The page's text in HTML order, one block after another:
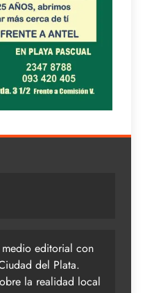
medio editorial con
del Plata.
la realidad local